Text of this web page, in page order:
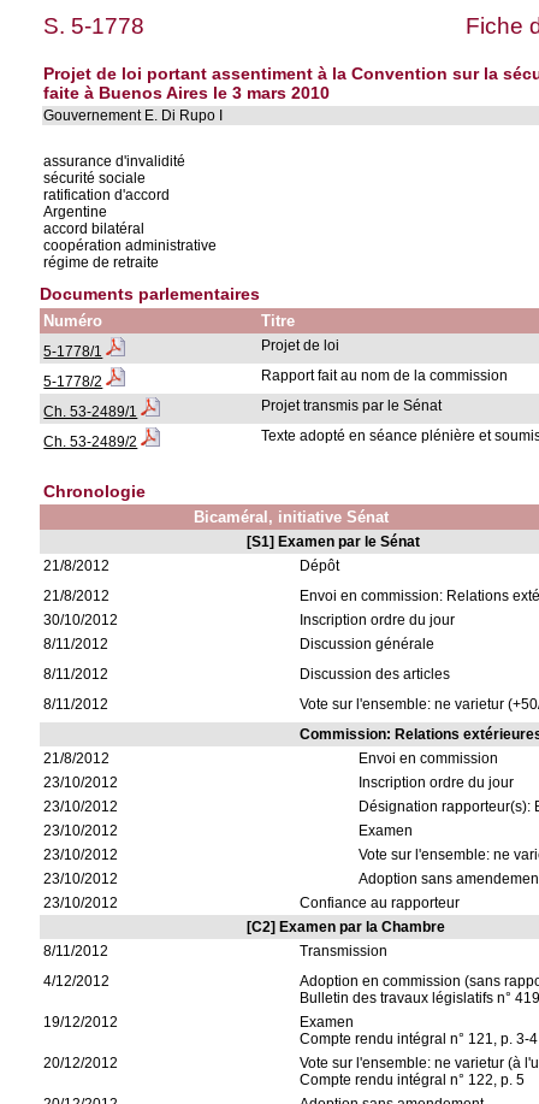
S. 5-1778 Fiche
Projet de loi portant assentiment à la Convention sur la
faite à Buenos Aires le 3 mars 2010
Gouvernement E. Di Rupo I
assurance d'invalidité
sécurité sociale
ratification d'accord
Argentine
accord bilatéral
coopération administrative
régime de retraite
Documents parlementaires
Numéro Titre
5-1778/1 Projet de loi
5-1778/2 Rapport fait au nom de la commission
Ch. 53-2489/1 Projet transmis par le Sénat
Ch. 53-2489/2 Texte adopté en séance plénière et
Chronologie
Bicaméral, initiative Sénat
[S1] Examen par le Sénat
21/8/2012
Dépôt
21/8/2012
Envoi en commission: Relations
30/10/2012
Inscription ordre du jour
8/11/2012
Discussion générale
8/11/2012
Discussion des articles
8/11/2012
Vote sur l'ensemble: ne varietur
Commission: Relations
21/8/2012
Envoi en commission
23/10/2012
Inscription ordre du jour
23/10/2012
Désignation rapporteur(s):
23/10/2012
Examen
23/10/2012
Vote sur l'ensemble: ne
23/10/2012
Adoption sans
23/10/2012
Confiance au rapporteur
[C2] Examen par la Chambre
8/11/2012
Transmission
4/12/2012
Adoption en commission (sans
Bulletin des travaux législatifs n°
19/12/2012
Examen
Compte rendu intégral n° 121, p. 3-4
20/12/2012
Vote sur l'ensemble: ne varietur (à
Compte rendu intégral n° 122, p. 5